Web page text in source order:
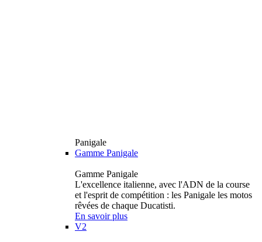
Panigale
Gamme Panigale
Gamme Panigale
L'excellence italienne, avec l'ADN de la course
et l'esprit de compétition : les Panigale les motos
rêvées de chaque Ducatisti.
En savoir plus
V2